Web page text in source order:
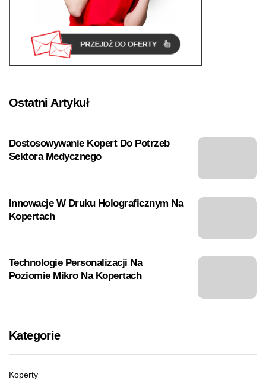
Ostatni Artykuł
Dostosowywanie Kopert Do Potrzeb
Sektora Medycznego
Innowacje W Druku Holograficznym Na
Kopertach
Technologie Personalizacji Na
Poziomie Mikro Na Kopertach
Kategorie
Koperty